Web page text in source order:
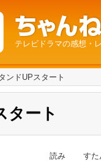
テレビドラマの感想・
ンドUPスタート
タート
読み
すた